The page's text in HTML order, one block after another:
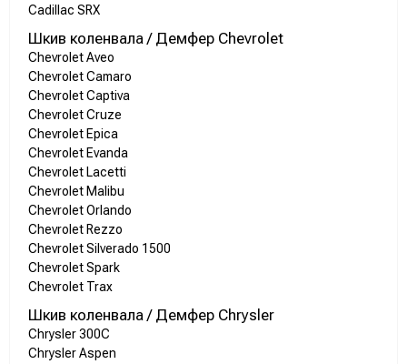
Cadillac SRX
Шкив коленвала / Демфер Chevrolet
Chevrolet Aveo
Chevrolet Camaro
Chevrolet Captiva
Chevrolet Cruze
Chevrolet Epica
Chevrolet Evanda
Chevrolet Lacetti
Chevrolet Malibu
Chevrolet Orlando
Chevrolet Rezzo
Chevrolet Silverado 1500
Chevrolet Spark
Chevrolet Trax
Шкив коленвала / Демфер Chrysler
Chrysler 300C
Chrysler Aspen